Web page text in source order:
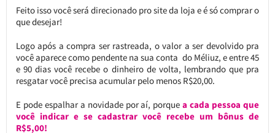
Feito isso você será direcionado pro site da loja e é só comprar o
que desejar!
Logo após a compra ser rastreada, o valor a ser devolvido pra
você aparece como pendente na sua conta do Méliuz, e entre 45
e 90 dias você recebe o dinheiro de volta, lembrando que pra
resgatar você precisa acumular pelo menos R$20,00.
E pode espalhar a novidade por aí, porquea cada pessoa que
você indicar e se cadastrar você recebe um bônus de
R$5,00!